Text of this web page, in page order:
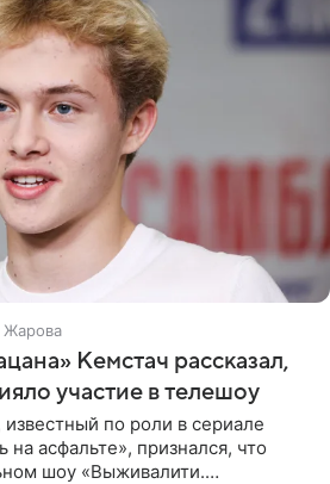
Жарова
Кемстач рассказал,
участие в телешоу
по роли в сериале
на асфальте», признался, что
шоу «Выживалити.